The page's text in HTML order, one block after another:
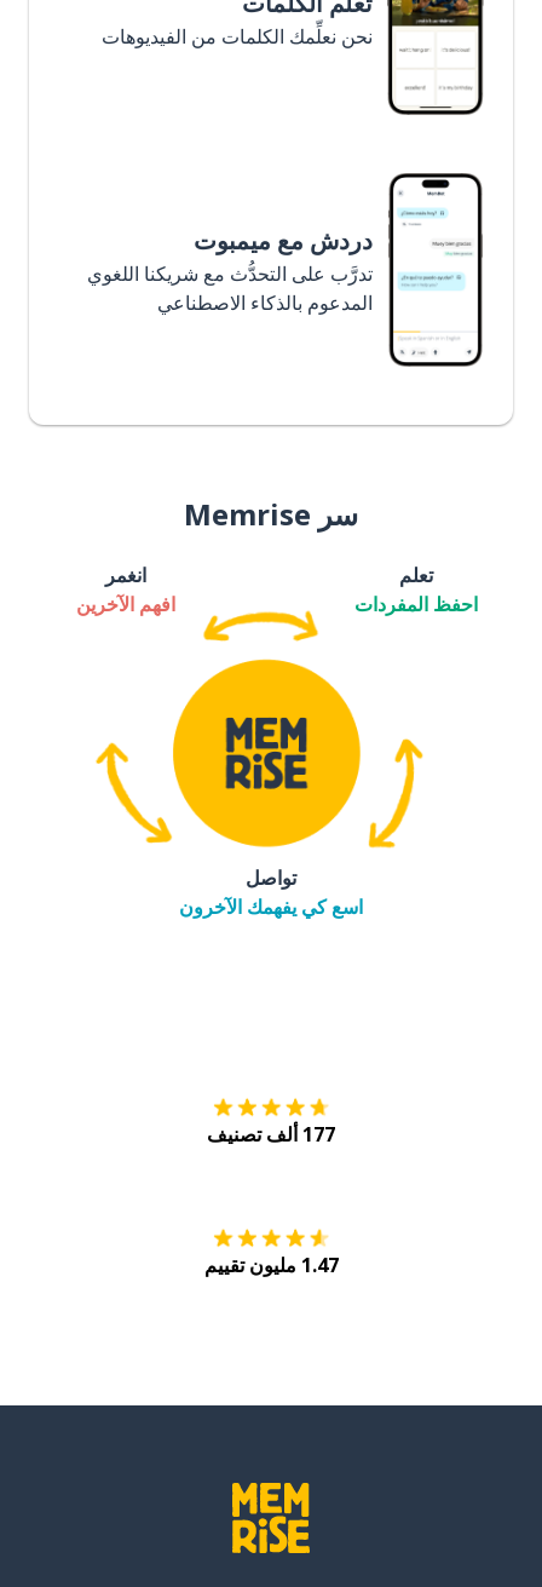
نحن نعلِّمك الكلمات من الفيديوهات
دردش مع ميمبوت
تدرَّب على التحدُّث مع شريكنا اللغوي
المدعوم بالذكاء الاصطناعي
سر Memrise
تعلم
احفظ المفردات
انغمر
افهم الآخرين
تواصل
اسع كي يفهمك الآخرون
177 ألف تصنيف
1.47 مليون تقييم